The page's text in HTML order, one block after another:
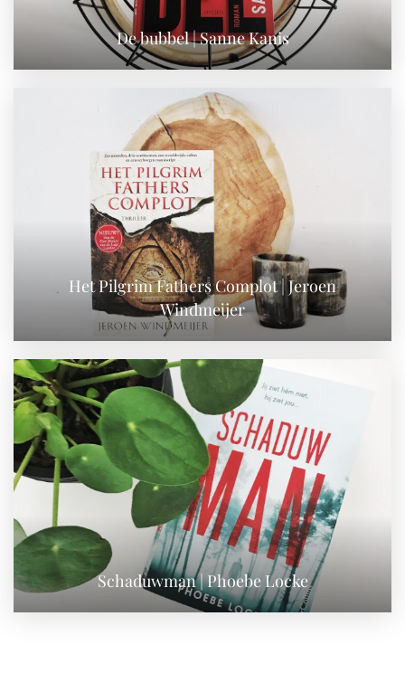
De bubbel | Sanne Kanis
Het Pilgrim Fathers Complot | Jeroen
Windmeijer
Schaduwman | Phoebe Locke